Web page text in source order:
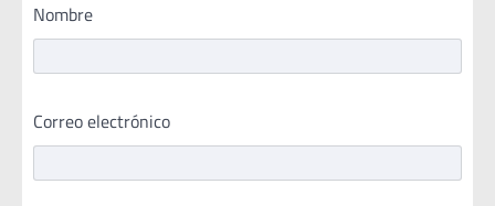
Nombre
Correo electrónico